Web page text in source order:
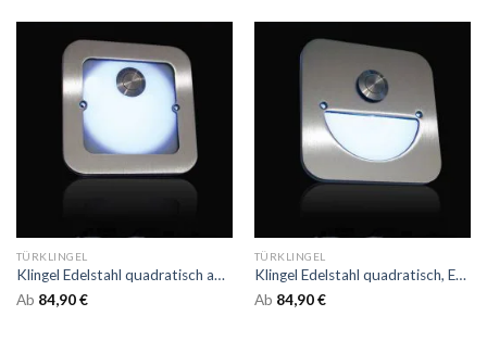
TÜRKLINGEL
Klingel Edelstahl quadratisch auf Unterputzdose mit Opalglas und LED
Ab 84,90€
TÜRKLINGEL
Klingel Edelstahl quadratisch, Ecken gerundet auf UP-Dose mit Opalglas und LED
Ab 84,90€